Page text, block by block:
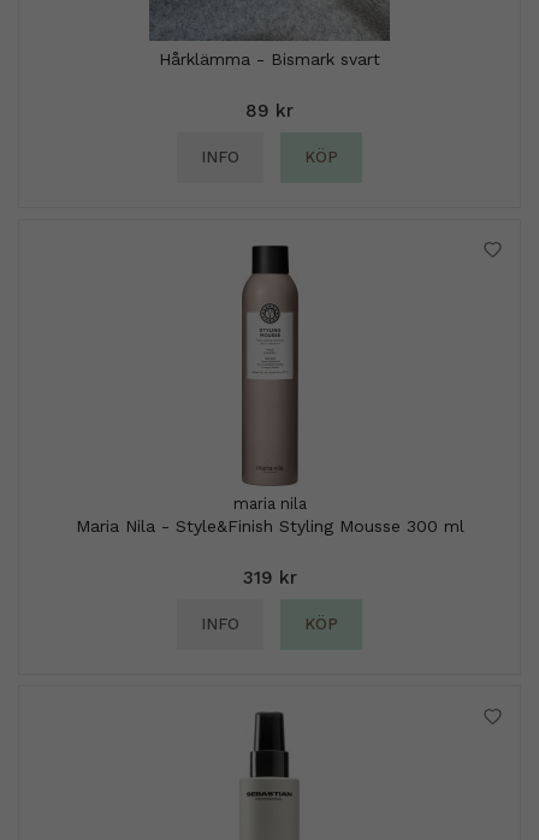
Hårklämma - Bismark svart
89 kr
INFO KÖP
maria nila
Maria Nila - Style&Finish Styling Mousse 300 ml
319 kr
INFO KÖP